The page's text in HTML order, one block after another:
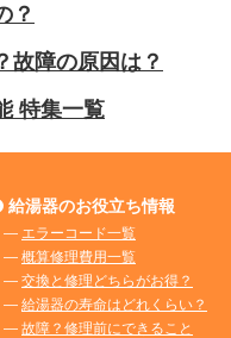
？
故障の原因は？
特集一覧
給湯器のお役立ち情報
― エラーコード一覧
― 概算修理費用一覧
― 交換と修理どちらがお得？
― 給湯器の寿命はどれくらい？
― 故障？修理前にできること